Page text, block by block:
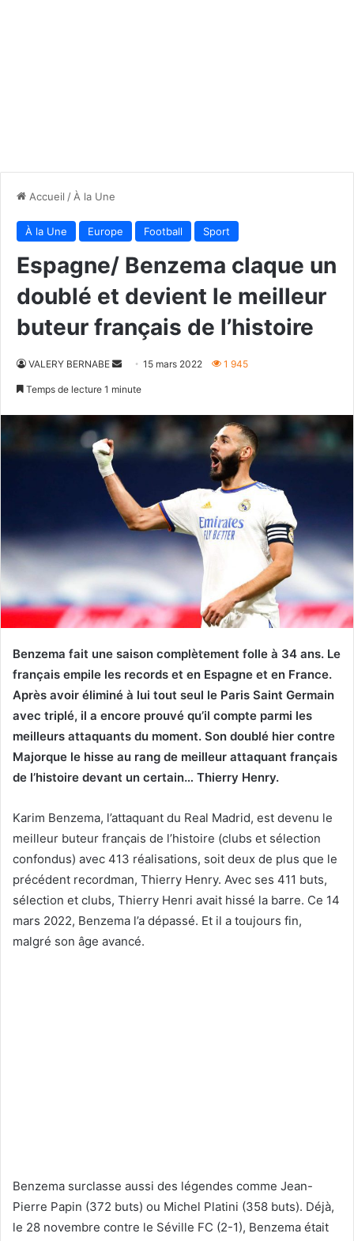
Accueil / À la Une
À la Une Europe Football Sport
Espagne/ Benzema claque un
doublé et devient le meilleur
buteur français de l’histoire
VALERY BERNABE
Envoyer15 mars 2022 1 945
Temps de lecture 1 minute
Benzema fait une saison complètement folle à 34 ans. Le
français empile les records et en Espagne et en France.
Après avoir éliminé à lui tout seul le Paris Saint Germain
avec triplé, il a encore prouvé qu’il compte parmi les
meilleurs attaquants du moment. Son doublé hier contre
Majorque le hisse au rang de meilleur attaquant français
de l’histoire devant un certain… Thierry Henry.
Karim Benzema, l’attaquant du Real Madrid, est devenu le
meilleur buteur français de l’histoire (clubs et sélection
confondus) avec 413 réalisations, soit deux de plus que le
précédent recordman, Thierry Henry. Avec ses 411 buts,
sélection et clubs, Thierry Henri avait hissé la barre. Ce 14
mars 2022, Benzema l’a dépassé. Et il a toujours fin,
malgré son âge avancé.
Benzema surclasse aussi des légendes comme Jean-
Pierre Papin (372 buts) ou Michel Platini (358 buts). Déjà,
le 28 novembre contre le Séville FC (2-1), Benzema était